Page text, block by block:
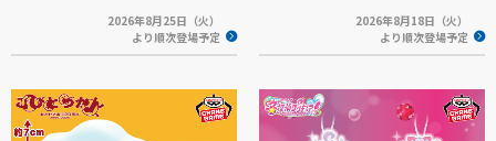
2026年8月25日（火）
より順次登場予定
2026年8月18日（火）
より順次登場予定